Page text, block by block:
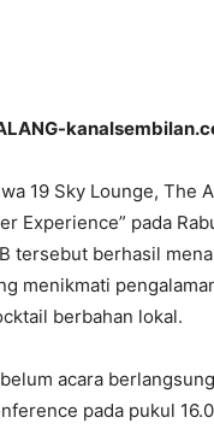
19 Sky Lounge, The
Experience” pada
tersebut berhasil
menikmati
berbahan lokal.
acara
pada pukul